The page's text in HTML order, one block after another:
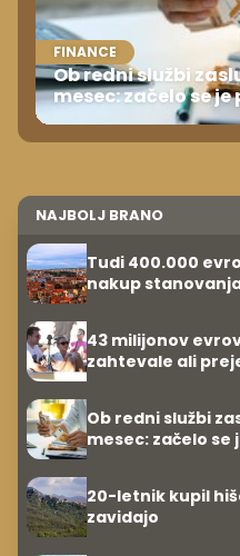
FINANCE
Ob redni službi
mesec: začelo se
NAJBOLJ BRANO
Tudi 400.000
nakup
43 milijonov
zahtevale ali
Ob redni službi
mesec: začelo se
20-letnik kupil
zavidajo